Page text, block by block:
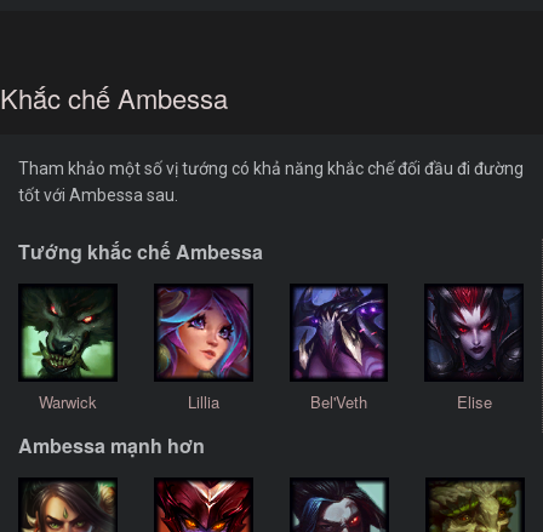
Khắc chế Ambessa
Tham khảo một số vị tướng có khả năng khắc chế đối đầu đi đường
tốt với Ambessa sau.
Tướng khắc chế Ambessa
Warwick Lillia Bel'Veth Elise
Ambessa mạnh hơn